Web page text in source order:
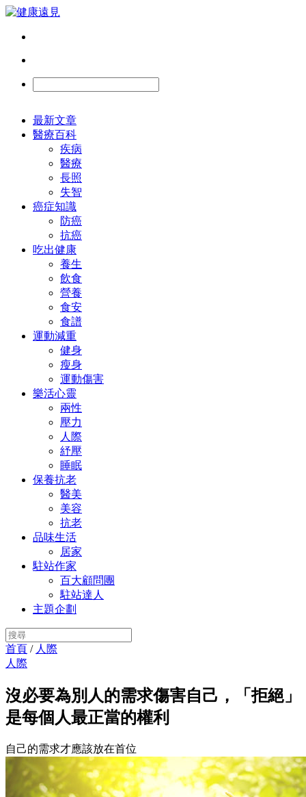
最新文章
醫療百科
疾病
醫療
長照
失智
癌症知識
防癌
抗癌
吃出健康
養生
飲食
營養
食安
食譜
運動減重
健身
瘦身
運動傷害
樂活心靈
兩性
壓力
人際
紓壓
睡眠
保養抗老
醫美
美容
抗老
品味生活
居家
駐站作家
百大顧問團
駐站達人
主題企劃
首頁 / 人際
人際
沒必要為別人的需求傷害自己，「拒絕」
是每個人最正當的權利
自己的需求才應該放在首位